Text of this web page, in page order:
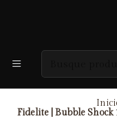
Fidelite | Bubble